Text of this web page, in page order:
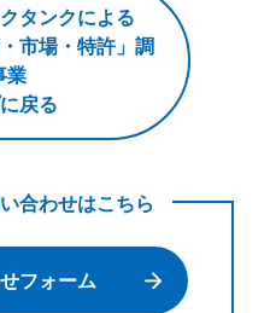
タンクによる
市場・特許」調
業
戻る
合わせはこちら
フォーム